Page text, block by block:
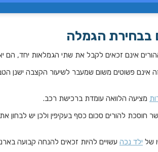
בבחירת הגמלה
אינם זכאים לקבל את שתי הגמלאות יחד, הם
זה אינם פשוטים משום שמעבר לשיעור הקצבה
מציעה הלוואה עומדת ברכישת רכב.
חוסכת להורים סכום כסף בעקיפין ולכן יש לבחון
של ילד נכה עשויים להיות זכאים להנחה קבועה